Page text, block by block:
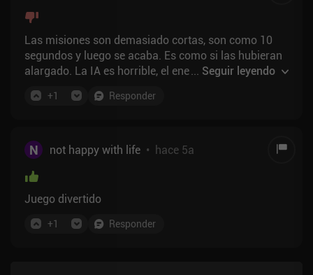
Las misiones son demasiado cortas, son como 10
segundos y luego se acaba. Es como si las hubieran
alargado. La IA es horrible, el enemigo sólo va a un
peor, se para en la puerta bloqueando tus balas para
por encima. Usar el bazooka es horrible, en cuanto lo
coges no puedes moverte y no puedes apuntar a los
tanques correctamente. Es como si los devs hubieran
hecho un prototipo básico y hubieran dedicado
TODO su tiempo a la monetización. El multijugador
está muerto y es malo: apareces, te pasas 2
... Seguir leyendo
+1 Responder
N not happy with life • hace 5a
Juego divertido
+1 Responder